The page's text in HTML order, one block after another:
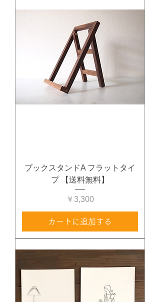
ブックスタンドA フラットタイ
プ 【送料無料】
価格
￥3,300
カートに追加する